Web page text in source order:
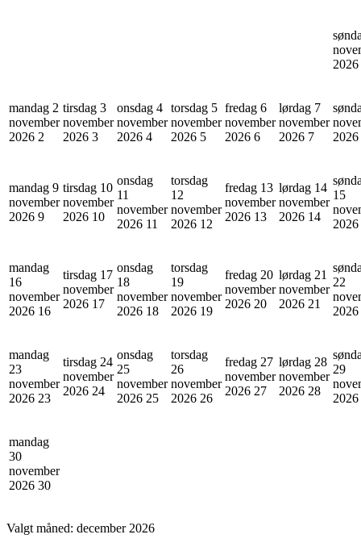
2026
mandag 2
november
2026 2
tirsdag 3
november
2026 3
onsdag 4
november
2026 4
torsdag 5
november
2026 5
fredag 6
november
2026 6
lørdag 7
november
2026 7
2026
mandag 9
november
2026 9
tirsdag 10
november
2026 10
onsdag
11
november
2026 11
torsdag
12
november
2026 12
fredag 13
november
2026 13
lørdag 14
november
2026 14
15
2026
mandag
16
november
2026 16
tirsdag 17
november
2026 17
onsdag
18
november
2026 18
torsdag
19
november
2026 19
fredag 20
november
2026 20
lørdag 21
november
2026 21
22
2026
mandag
23
november
2026 23
tirsdag 24
november
2026 24
onsdag
25
november
2026 25
torsdag
26
november
2026 26
fredag 27
november
2026 27
lørdag 28
november
2026 28
29
2026
mandag
30
november
2026 30
Valgt måned: december 2026